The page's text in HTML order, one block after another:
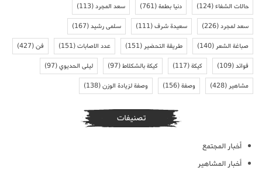
حالات الشفاء(124) دنيا بطمة(761) سعد المجرد(113)
سعد لمجرد(226) سعيدة شرف(111) سلمى رشيد(167)
صباغة الشعر(140) طريقة التحضير(151) عدد الاصابات(151) فن(427)
فوائد(109) كيكة(117) كيكة بالشكلاط(97) ليلى الحديوي(97)
مشاهير(428) وصفة(156) وصفة لزيادة الوزن(138)
تصنيفات
أخبار المجتمع
أخبار المشاهير